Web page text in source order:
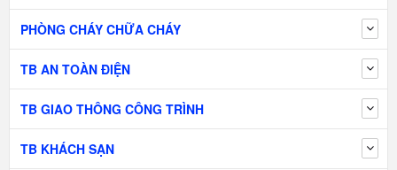
PHÒNG CHÁY CHỮA CHÁY
TB AN TOÀN ĐIỆN
TB GIAO THÔNG CÔNG TRÌNH
TB KHÁCH SẠN